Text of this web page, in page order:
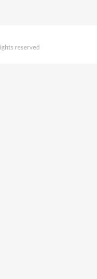
reserved